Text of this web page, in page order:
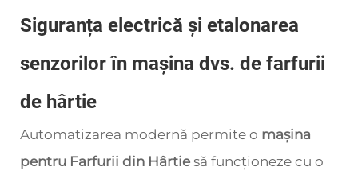
Siguranța electrică și etalonarea
senzorilor în mașina dvs. de farfurii
de hârtie
Automatizarea modernă permite o mașina
pentru Farfurii din Hârtie să funcționeze cu o